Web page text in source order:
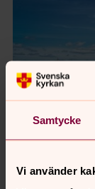
Samtycke
Vi använder